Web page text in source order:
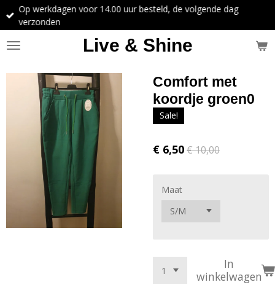
Ga
direct
de
Live & Shine
Op werkdagen voor 14.00 uur besteld, de volgende dag
verzonden
Comfort met
koordje groen0
Sale!
€ 6,50€ 10,00
Maat
In
winkelwagen